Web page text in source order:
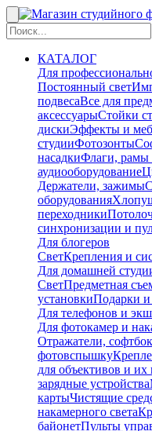
КАТАЛОГ
Для
Постоянный свет
подвесаВсе для
аксессуарыСтойки
дискиЭффекты и
студииФотозонты
насадкиФлаги, рамы
аудиооборудование
Держатели, зажимы
оборудования
переходники
синхронизации и
Для блогеров
СветКрепления и
Для домашней
СветПредметная
установкиПодарки и
Для телефонов и
Для фотокамер и
Отражатели,
фотовспышку
для объективов и их
зарядные устройства
картыЧистящие
накамерного света
байонетПульты